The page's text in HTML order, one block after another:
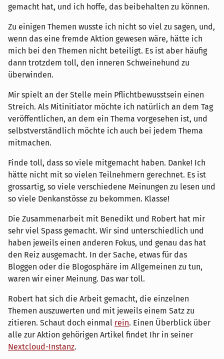
gemacht hat, und ich hoffe, das beibehalten zu können.
Zu einigen Themen wusste ich nicht so viel zu sagen, und,
wenn das eine fremde Aktion gewesen wäre, hätte ich
mich bei den Themen nicht beteiligt. Es ist aber häufig
dann trotzdem toll, den inneren Schweinehund zu
überwinden.
Mir spielt an der Stelle mein Pflichtbewusstsein einen
Streich. Als Mitinitiator möchte ich natürlich an dem Tag
veröffentlichen, an dem ein Thema vorgesehen ist, und
selbstverständlich möchte ich auch bei jedem Thema
mitmachen.
Finde toll, dass so viele mitgemacht haben. Danke! Ich
hätte nicht mit so vielen Teilnehmern gerechnet. Es ist
grossartig, so viele verschiedene Meinungen zu lesen und
so viele Denkanstösse zu bekommen. Klasse!
Die Zusammenarbeit mit Benedikt und Robert hat mir
sehr viel Spass gemacht. Wir sind unterschiedlich und
haben jeweils einen anderen Fokus, und genau das hat
den Reiz ausgemacht. In der Sache, etwas für das
Bloggen oder die Blogosphäre im Allgemeinen zu tun,
waren wir einer Meinung. Das war toll.
Robert hat sich die Arbeit gemacht, die einzelnen
Themen auszuwerten und mit jeweils einem Satz zu
zitieren. Schaut doch einmal rein. Einen Überblick über
alle zur Aktion gehörigen Artikel findet Ihr in seiner
Nextcloud-Instanz.